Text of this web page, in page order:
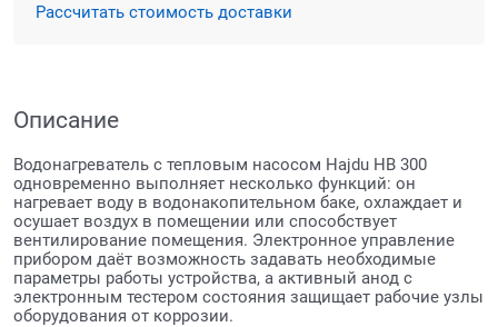
Рассчитать стоимость доставки
Описание
Водонагреватель с тепловым насосом Hajdu HB 300
одновременно выполняет несколько функций: он
нагревает воду в водонакопительном баке, охлаждает и
осушает воздух в помещении или способствует
вентилирование помещения. Электронное управление
прибором даёт возможность задавать необходимые
параметры работы устройства, а активный анод с
электронным тестером состояния защищает рабочие узлы
оборудования от коррозии.